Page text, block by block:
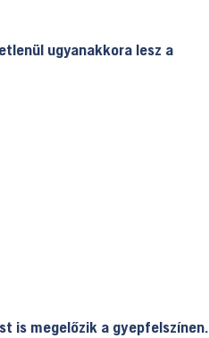
ugyanakkora lesz a
is megelőzik a gyepfelszínen.